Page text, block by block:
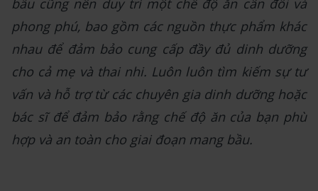
bầu cũng nên duy trì một chế độ ăn cân đối và
phong phú, bao gồm các nguồn thực phẩm khác
nhau để đảm bảo cung cấp đầy đủ dinh dưỡng
cho cả mẹ và thai nhi. Luôn luôn tìm kiếm sự tư
vấn và hỗ trợ từ các chuyên gia dinh dưỡng hoặc
bác sĩ để đảm bảo rằng chế độ ăn của bạn phù
hợp và an toàn cho giai đoạn mang bầu.